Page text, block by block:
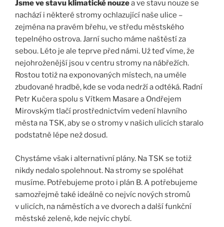
Jsme ve stavu klimatické nouzea ve stavu nouze se
nachází i některé stromy ochlazující naše ulice –
zejména na pravém břehu, ve středu městského
tepelného ostrova. Jarní sucho máme naštěstí za
sebou. Léto je ale teprve před námi. Už teď víme, že
nejohroženější jsou v centru stromy na nábřežích.
Rostou totiž na exponovaných místech, na uměle
zbudované hradbě, kde se voda nedrží a odtéká. Radní
Petr Kučera spolu s Vítkem Masare a Ondřejem
Mirovským tlačí prostřednictvím vedení hlavního
města na TSK, aby se o stromy v našich ulicích staralo
podstatně lépe než dosud.
Chystáme však i alternativní plány. Na TSK se totiž
nikdy nedalo spolehnout. Na stromy se spoléhat
musíme. Potřebujeme proto i plán B. A potřebujeme
samozřejmě také ideálně co nejvíc nových stromů
v ulicích, na náměstích a ve dvorech a další funkční
městské zeleně, kde nejvíc chybí.